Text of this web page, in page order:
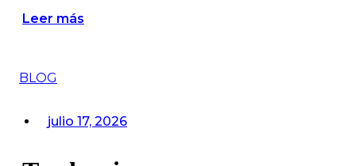
Leer más
BLOG
julio 17, 2026